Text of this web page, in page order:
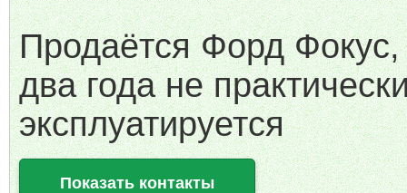
Продаётся Форд
два года не
эксплуатируется
Показать контакты